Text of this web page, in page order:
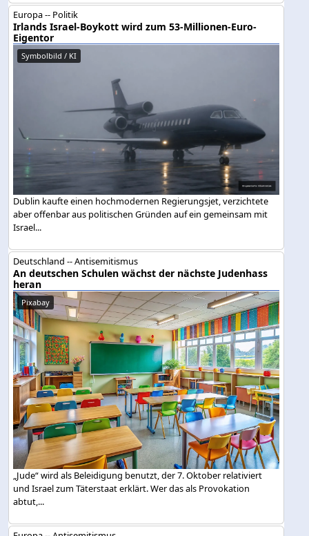
Europa -- Politik
Irlands Israel-Boykott wird zum 53-Millionen-Euro-
Eigentor
Symbolbild / KI
Dublin kaufte einen hochmodernen Regierungsjet, verzichtete
aber offenbar aus politischen Gründen auf ein gemeinsam mit
Israel...
Deutschland -- Antisemitismus
An deutschen Schulen wächst der nächste Judenhass
heran
Pixabay
„Jude“ wird als Beleidigung benutzt, der 7. Oktober relativiert
und Israel zum Täterstaat erklärt. Wer das als Provokation
abtut,...